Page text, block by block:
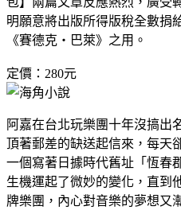
明願意將出版所得版稅全數捐
《賽德克‧巴萊》之用。
定價：280元
阿嘉在台北玩樂團十年沒搞出
頂著郵差的缺送起信來，每天
一個寫著日據時代舊址「恆春
生機運起了微妙的變化，直到
牌樂團，內心對音樂的夢想